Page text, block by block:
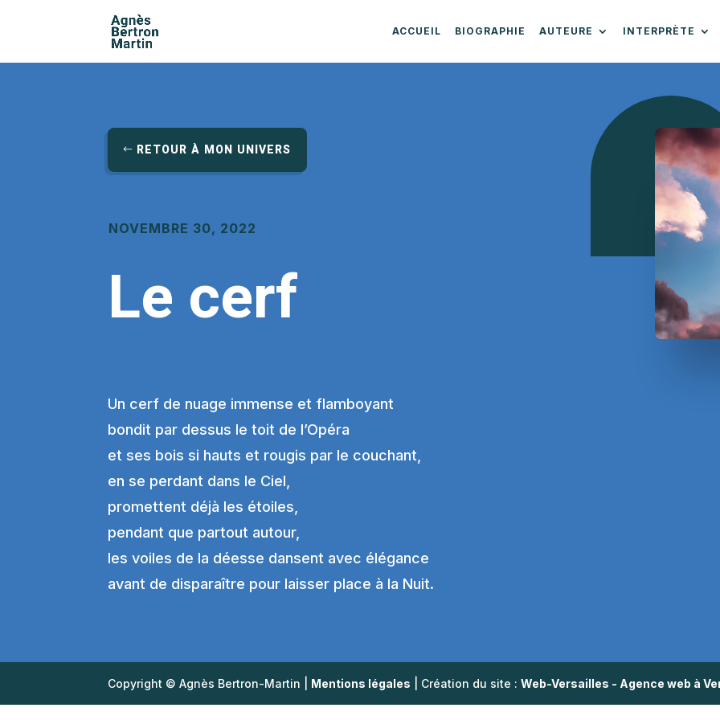
ACCUEIL BIOGRAPHIE AUTEURE INTERPRÈTE
RETOUR À MON UNIVERS
NOVEMBRE 30, 2022
Le cerf
Un cerf de nuage immense et flamboyant
bondit par dessus le toit de l’Opéra
et ses bois si hauts et rougis par le couchant,
en se perdant dans le Ciel,
promettent déjà les étoiles,
pendant que partout autour,
les voiles de la déesse dansent avec élégance
avant de disparaître pour laisser place à la Nuit.
Copyright © Agnès Bertron-Martin | Mentions légales | Création du site :Web-Versailles - Agence web à